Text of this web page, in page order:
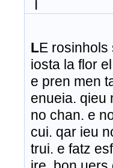
I
LE rosinhols
iosta la flor
e pren men
enueia. qieu
no chan. e
cui. qar ieu
trui. e fatz